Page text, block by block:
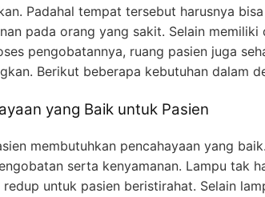
Padahal tempat tersebut harusnya
pada orang yang sakit. Selain
pengobatannya, ruang pasien juga
Berikut beberapa kebutuhan dalam
yang Baik untuk Pasien
membutuhkan pencahayaan yang
serta kenyamanan. Lampu tak
redup untuk pasien beristirahat. Selain